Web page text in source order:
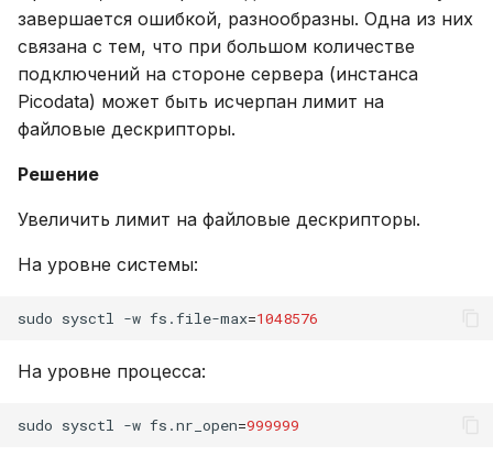
завершается ошибкой, разнообразны. Одна из них
связана с тем, что при большом количестве
подключений на стороне сервера (инстанса
Picodata) может быть исчерпан лимит на
файловые дескрипторы.
Решение
Увеличить лимит на файловые дескрипторы.
На уровне системы:
sudo sysctl -w fs.file-max=1048576
На уровне процесса:
sudo sysctl -w fs.nr_open=999999